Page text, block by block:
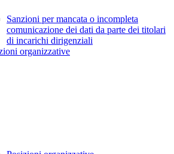
Sanzioni per mancata o incompleta
comunicazione dei dati da parte dei titolari
di incarichi dirigenziali
organizzative